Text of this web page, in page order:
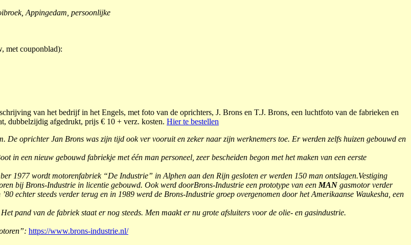
Appingedam, persoonlijke
met couponblad):
van het bedrijf in het Engels, met foto van de oprichters, J. Brons en T.J. Brons, een luchtfoto van de fabrieken en
dubbelzijdig afgedrukt, prijs € 10 + verz. kosten. Hier te bestellen
oprichter Jan Brons was zijn tijd ook ver vooruit en zeker naar zijn werknemers toe. Er werden zelfs huizen gebouwd en
in een nieuw gebouwd fabriekje met één man personeel, zeer bescheiden begon met het maken van een eerste
1977 wordt motorenfabriek “De Industrie” in Alphen aan den Rijn gesloten er werden 150 man ontslagen.Vestiging
bij Brons-Industrie in licentie gebouwd. Ook werd doorBrons-Industrie een prototype van een MAN gasmotor verder
echter steeds verder terug en in 1989 werd de Brons-Industrie groep overgenomen door het Amerikaanse Waukesha, een
pand van de fabriek staat er nog steeds. Men maakt er nu grote afsluiters voor de olie- en gasindustrie.
https://www.brons-industrie.nl/